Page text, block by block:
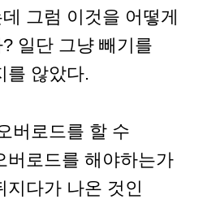
그럼 이것을 어떻게
일단 그냥 빼기를
를 않았다.
버로드를 할 수
버로드를 해야하는가
지다가 나온 것인